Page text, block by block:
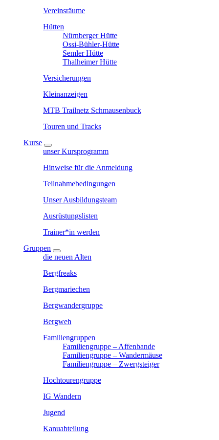
Vereinsräume
Hütten
Nürnberger Hütte
Ossi-Bühler-Hütte
Semler Hütte
Thalheimer Hütte
Versicherungen
Kleinanzeigen
MTB Trailnetz Schmausenbuck
Touren und Tracks
Kurse
unser Kursprogramm
Hinweise für die Anmeldung
Teilnahmebedingungen
Unser Ausbildungsteam
Ausrüstungslisten
Trainer*in werden
Gruppen
die neuen Alten
Bergfreaks
Bergmariechen
Bergwandergruppe
Bergweh
Familiengruppen
Familiengruppe – Affenbande
Familiengruppe – Wandermäuse
Familiengruppe – Zwergsteiger
Hochtourengruppe
IG Wandern
Jugend
Kanuabteilung